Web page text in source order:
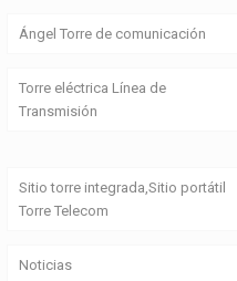
Ángel Torre de comunicación
Torre eléctrica Línea de
Transmisión
Sitio torre integrada,Sitio portátil
Torre Telecom
Noticias